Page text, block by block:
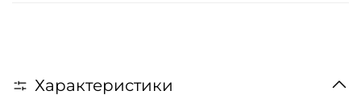
Характеристики